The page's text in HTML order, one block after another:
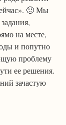
🙂 Мы
на месте,
и попутно
проблему
ее решения.
зачастую